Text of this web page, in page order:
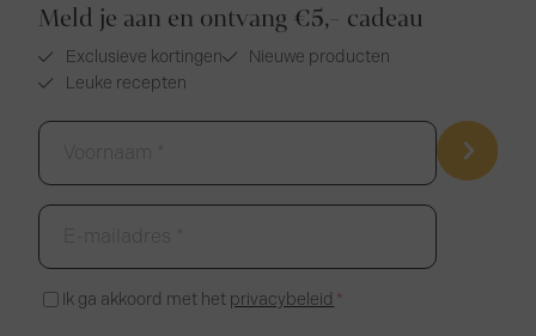
Meld je aan en ontvang €5,- cadeau
Exclusieve kortingen
Nieuwe producten
Leuke recepten
Voornaam
E-
mailadres
*
Instemming
Ik ga akkoord met het privacybeleid *